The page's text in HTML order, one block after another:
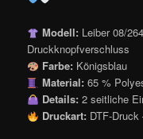
Modell: Leiber 08/
Druckknopfverschluss
Farbe: Königsblau
Material: 65 %
Details: 2 seitliche
Druckart: DTF-